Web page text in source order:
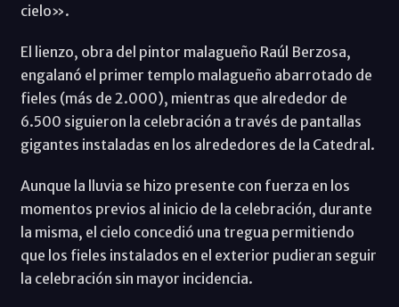
cielo».
El lienzo, obra del pintor malagueño Raúl Berzosa,
engalanó el primer templo malagueño abarrotado de
fieles (más de 2.000), mientras que alrededor de
6.500 siguieron la celebración a través de pantallas
gigantes instaladas en los alrededores de la Catedral.
Aunque la lluvia se hizo presente con fuerza en los
momentos previos al inicio de la celebración, durante
la misma, el cielo concedió una tregua permitiendo
que los fieles instalados en el exterior pudieran seguir
la celebración sin mayor incidencia.